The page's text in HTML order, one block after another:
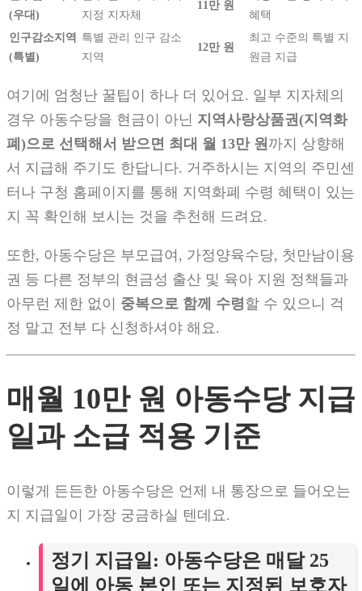
(우대)
지정 지자체
11만 원
혜택
인구감소지역
(특별)
특별 관리 인구 감소
지역
12만 원
최고 수준의 특별 지
원금 지급
여기에 엄청난 꿀팁이 하나 더 있어요. 일부 지자체의
경우 아동수당을 현금이 아닌 지역사랑상품권(지역화
폐)으로 선택해서 받으면 최대 월 13만 원까지 상향해
서 지급해 주기도 한답니다. 거주하시는 지역의 주민센
터나 구청 홈페이지를 통해 지역화폐 수령 혜택이 있는
지 꼭 확인해 보시는 것을 추천해 드려요.
또한, 아동수당은 부모급여, 가정양육수당, 첫만남이용
권 등 다른 정부의 현금성 출산 및 육아 지원 정책들과
아무런 제한 없이 중복으로 함께 수령할 수 있으니 걱
정 말고 전부 다 신청하셔야 해요.
매월 10만 원 아동수당 지급
일과 소급 적용 기준
이렇게 든든한 아동수당은 언제 내 통장으로 들어오는
지 지급일이 가장 궁금하실 텐데요.
정기 지급일 : 아동수당은 매달 25
일 에 아동 본인 또는 지정된 보호자